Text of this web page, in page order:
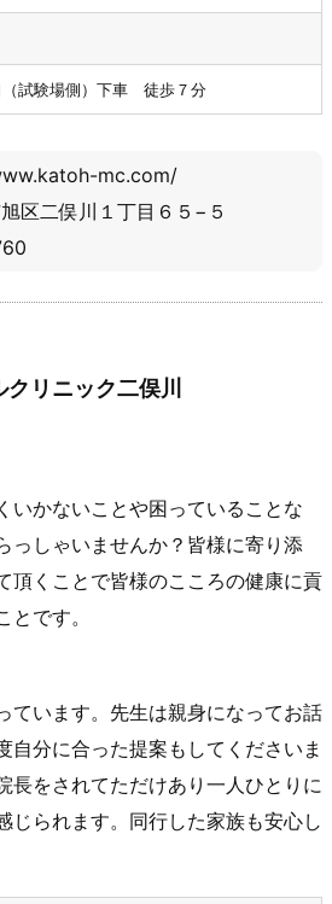
験場側）下車 徒歩７分
mc.com/
区二俣川１丁目６５−５
リニック二俣川
いかないことや困っていることな
っしゃいませんか？皆様に寄り添
頂くことで皆様のこころの健康に貢
です。
ています。先生は親身になってお話
自分に合った提案もしてくださいま
長をされてただけあり一人ひとりに
じられます。同行した家族も安心し